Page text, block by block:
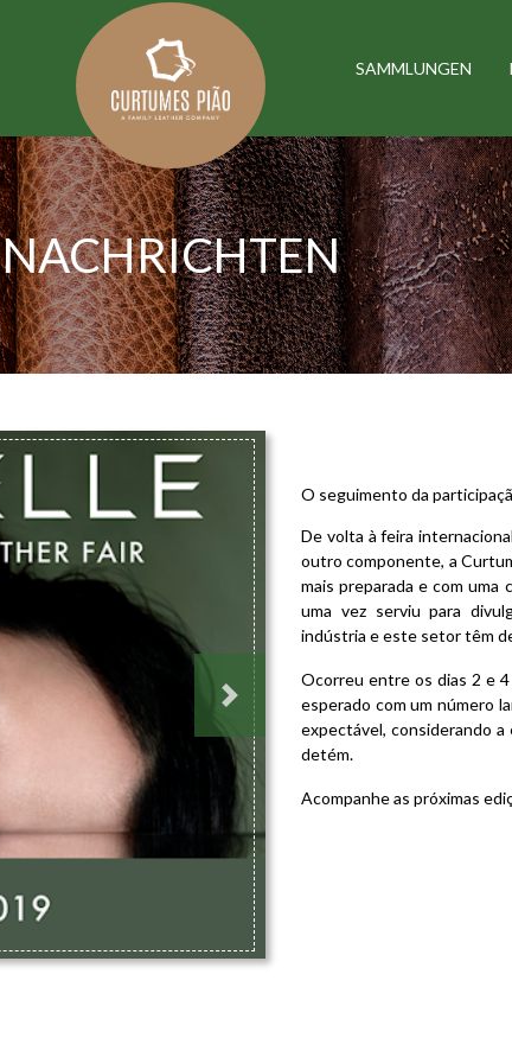
SAMMLUNGEN
NACHRICHTEN
Next
O seguimento da
De volta à feira
outro componente, a
mais preparada e com uma
uma vez serviu para
indústria e este setor têm
Ocorreu entre os dias 2 e
esperado com um número
expectável, considerando
detém.
Acompanhe as próximas